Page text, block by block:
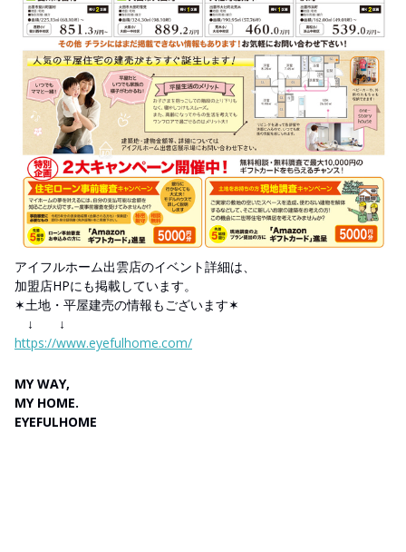
アイフルホーム出雲店のイベント詳細は、
加盟店HPにも掲載しています。
✶土地・平屋建売の情報もございます✶
↓ ↓
https://www.eyefulhome.com/
MY WAY,
MY HOME.
EYEFULHOME